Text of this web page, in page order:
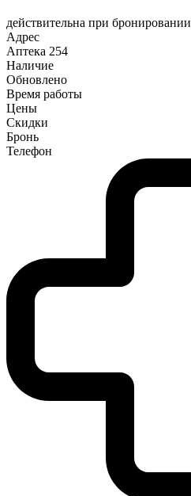
действительна при бронировании
Адрес
Аптека 254
Наличие
Обновлено
Время работы
Цены
Скидки
Бронь
Телефон